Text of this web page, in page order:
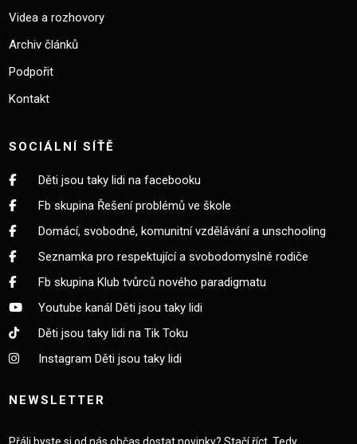
Videa a rozhovory
Archiv článků
Podpořit
Kontakt
SOCIÁLNÍ SÍŤĚ
Děti jsou taky lidi na facebooku
Fb skupina Řešení problémů ve škole
Domácí, svobodné, komunitní vzdělávání a unschooling
Seznamka pro respektující a svobodomyslné rodiče
Fb skupina Klub tvůrců nového paradigmatu
Youtube kanál Děti jsou taky lidi
Děti jsou taky lidi na Tik Toku
Instagram Děti jsou taky lidi
NEWSLETTER